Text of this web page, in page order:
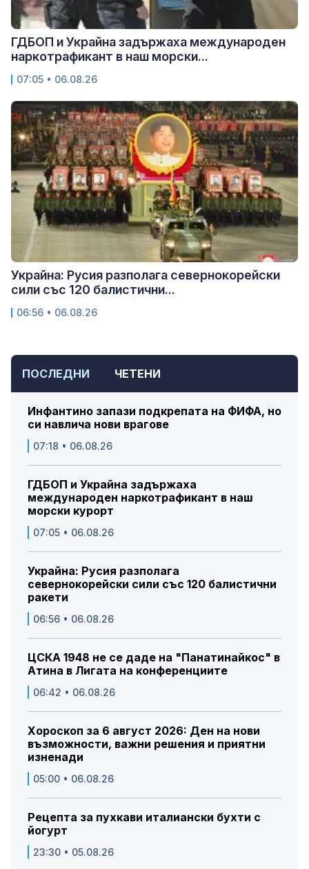
ПОСЛЕДНИ ЧЕТЕНИ
Инфантино запази подкрепата на ФИФА, но
си навлича нови врагове
07:18 • 06.08.26
ГДБОП и Украйна задържаха
международен наркотрафикант в наш
морски курорт
07:05 • 06.08.26
Украйна: Русия разполага
севернокорейски сили със 120 балистични
ракети
06:56 • 06.08.26
ЦСКА 1948 не се даде на "Панатинайкос" в
Атина в Лигата на конференциите
06:42 • 06.08.26
Хороскоп за 6 август 2026: Ден на нови
възможности, важни решения и приятни
изненади
05:00 • 06.08.26
Рецепта за пухкави италиански бухти с
йогурт
23:30 • 05.08.26
ГДБОП и Украйна задържаха международен
наркотрафикант в наш морски...
07:05 • 06.08.26
Украйна: Русия разполага севернокорейски
сили със 120 балистични...
06:56 • 06.08.26